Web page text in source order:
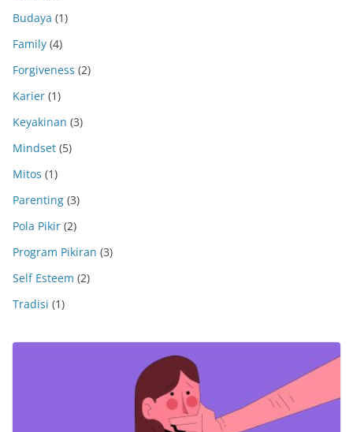
Budaya (1)
Family (4)
Forgiveness (2)
Karier (1)
Keyakinan (3)
Mindset (5)
Mitos (1)
Parenting (3)
Pola Pikir (2)
Program Pikiran (3)
Self Esteem (2)
Tradisi (1)